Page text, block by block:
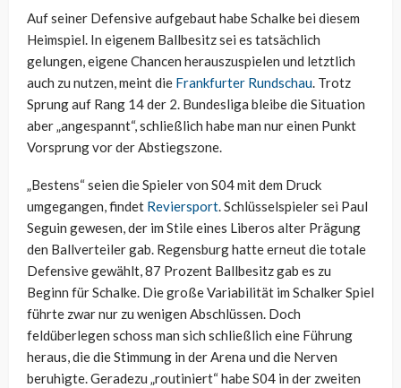
Auf seiner Defensive aufgebaut habe Schalke bei diesem
Heimspiel. In eigenem Ballbesitz sei es tatsächlich
gelungen, eigene Chancen herauszuspielen und letztlich
auch zu nutzen, meint die Frankfurter Rundschau. Trotz
Sprung auf Rang 14 der 2. Bundesliga bleibe die Situation
aber „angespannt“, schließlich habe man nur einen Punkt
Vorsprung vor der Abstiegszone.
„Bestens“ seien die Spieler von S04 mit dem Druck
umgegangen, findet Reviersport. Schlüsselspieler sei Paul
Seguin gewesen, der im Stile eines Liberos alter Prägung
den Ballverteiler gab. Regensburg hatte erneut die totale
Defensive gewählt, 87 Prozent Ballbesitz gab es zu
Beginn für Schalke. Die große Variabilität im Schalker Spiel
führte zwar nur zu wenigen Abschlüssen. Doch
feldüberlegen schoss man sich schließlich eine Führung
heraus, die die Stimmung in der Arena und die Nerven
beruhigte. Geradezu „routiniert“ habe S04 in der zweiten